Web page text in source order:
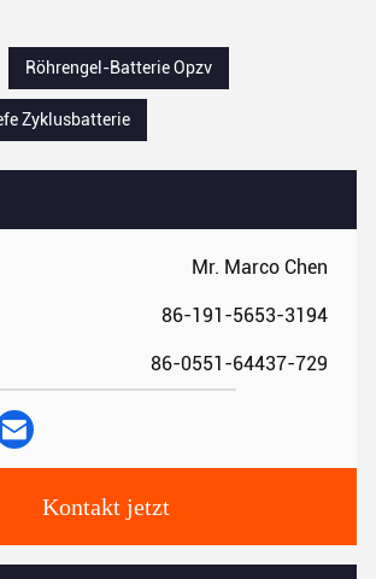
Mr. Marco Chen
86-191-5653-3194
86-0551-64437-729
Kontakt jetzt
Röhrengel-Batterie Opzv
Zyklusbatterie